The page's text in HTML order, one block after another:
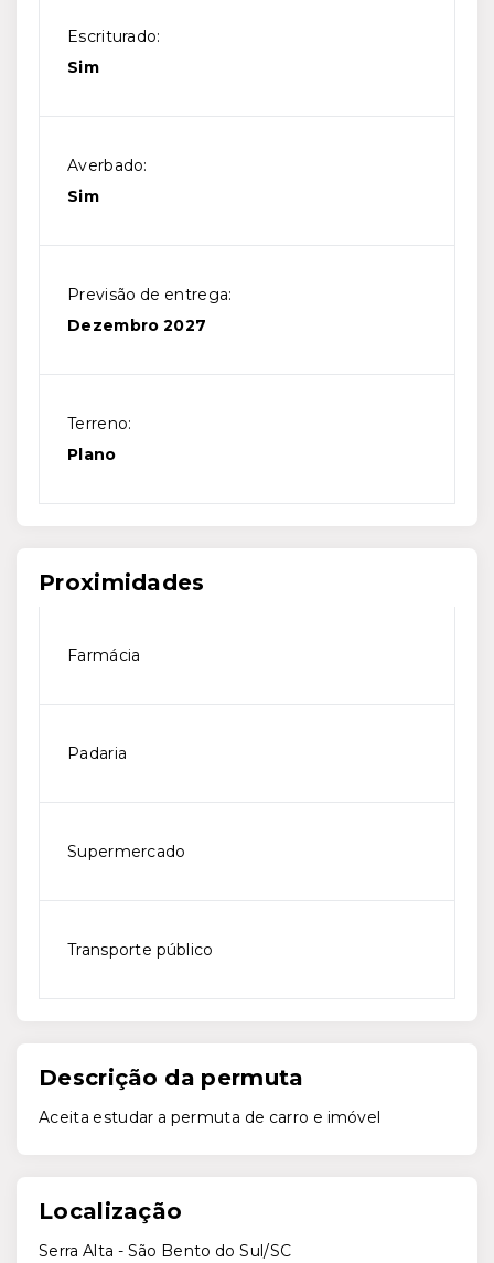
Escriturado:
Sim
Averbado:
Sim
Previsão de entrega:
Dezembro 2027
Terreno:
Plano
Proximidades
Farmácia
Padaria
Supermercado
Transporte público
Descrição da permuta
Aceita estudar a permuta de carro e imóvel
Localização
Serra Alta - São Bento do Sul/SC